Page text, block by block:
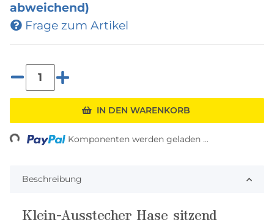
abweichend)
Frage zum Artikel
IN DEN WARENKORB
Komponenten werden geladen ...
Beschreibung
Klein-Ausstecher Hase sitzend